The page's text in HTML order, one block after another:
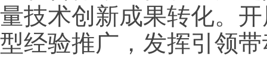
量技术创新成果转化。
型经验推广，发挥引领